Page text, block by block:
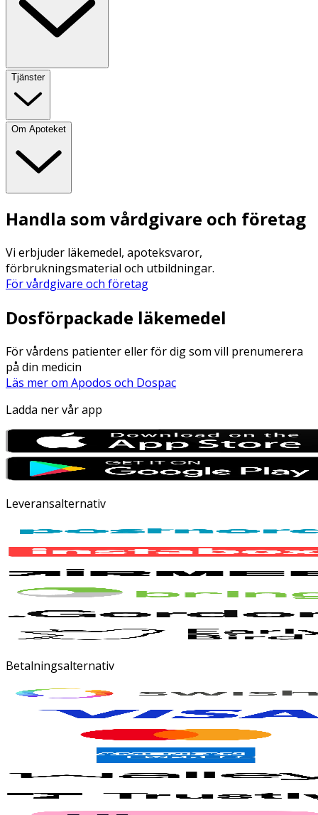
Tjänster
Om Apoteket
Handla som vårdgivare och företag
Vi erbjuder läkemedel, apoteksvaror,
förbrukningsmaterial och utbildningar.
För vårdgivare och företag
Dosförpackade läkemedel
För vårdens patienter eller för dig som vill prenumerera
på din medicin
Läs mer om Apodos och Dospac
Ladda ner vår app
Leveransalternativ
Betalningsalternativ